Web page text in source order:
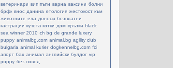
ветеринари вип пъпи варна ваксини болни
брфк внос данина етология жестокост към
животните ела донеси безплатни
кастрации кучета котки дом връзки black
sea winner 2010 ch bg de grande luxery
puppy animalbg.com animal.bg agility club
bulgaria animal kurier dogkennelbg.com fci
апорт бах анимал английски булдог vip
puppy без повод